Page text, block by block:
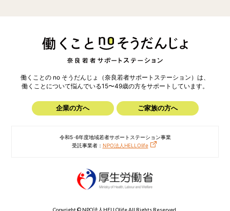
働くことの no そうだんじょ（奈良若者サポートステーション）は、
働くことについて悩んでいる15〜49歳の方をサポートしています。
企業の方へ ご家族の方へ
令和5･6年度地域若者サポートステーション事業
受託事業者： NPO法人HELLOlife
Copyright © NPO法人HELLOlife All Rights Reserved.